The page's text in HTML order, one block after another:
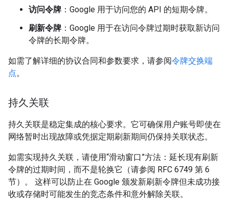
访问令牌 ：Google 用于访问您的 API 的短期令牌。
刷新令牌 ：Google 用于在访问令牌过期时获取新访问
令牌的长期令牌。
如需了解详细的协议合同和参数要求，请参阅令牌交换端
点。
持久关联
持久关联是稳定集成的核心要求。它可确保用户账号即使在
网络暂时出现故障或凭据定期刷新期间仍保持关联状态。
如需实现持久关联，请使用“滑动窗口”方法：延长现有刷新
令牌的过期时间，而不是轮换它（请参阅 RFC 6749 第 6
节）。 这样可以防止在 Google 颁发新刷新令牌但未成功接
收或存储时可能发生的竞态条件和意外解除关联。